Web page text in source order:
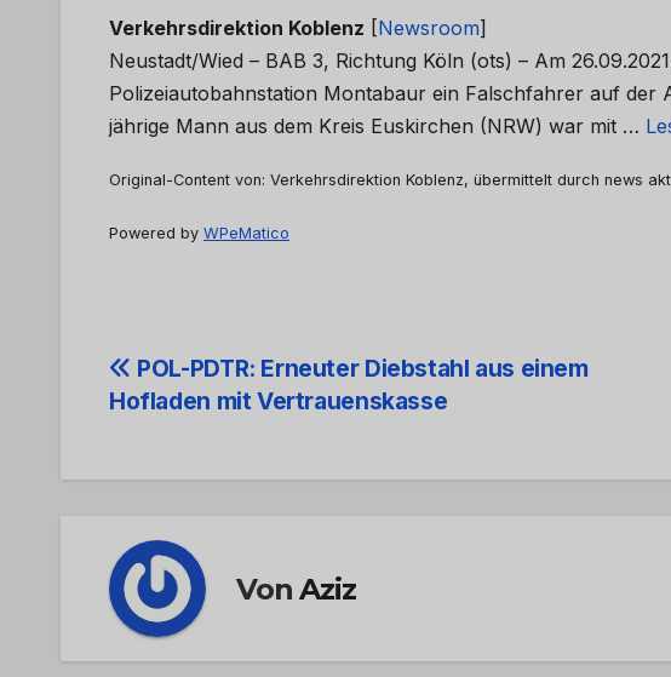
Verkehrsdirektion Koblenz [Newsroom]
Neustadt/Wied – BAB 3, Richtung Köln (ots) – Am
Polizeiautobahnstation Montabaur ein Falschfahrer auf der
jährige Mann aus dem Kreis Euskirchen (NRW) war mit …
Original-Content von: Verkehrsdirektion Koblenz, übermittelt durch news
Powered by WPeMatico
Beitrags-
POL-PDTR: Erneuter Diebstahl aus einem
Hofladen mit Vertrauenskasse
VonAziz